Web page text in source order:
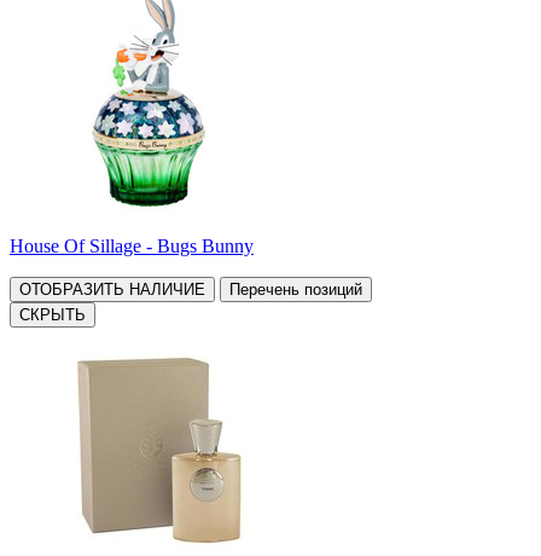
House Of Sillage - Bugs Bunny
ОТОБРАЗИТЬ НАЛИЧИЕ
Перечень позиций
СКРЫТЬ